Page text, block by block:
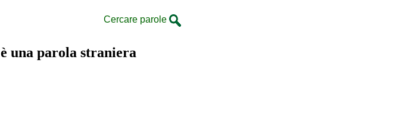
Cercare parole
è una parola straniera